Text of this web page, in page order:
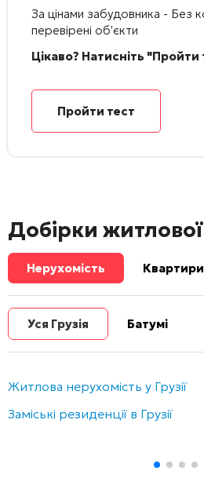
За цінами забудовника - Без
перевірені об'єкти
Цікаво? Натисніть "Пройти
Пройти тест
Добірки
Нерухомість Квартири
Уся Грузія Батумі
Житлова нерухомість у Грузії
Заміські резиденції в Грузії